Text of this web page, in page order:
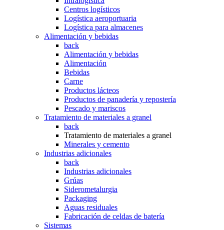
Centros logísticos
Logística aeroportuaria
Logística para almacenes
Alimentación y bebidas
back
Alimentación y bebidas
Alimentación
Bebidas
Carne
Productos lácteos
Productos de panadería y repostería
Pescado y mariscos
Tratamiento de materiales a granel
back
Tratamiento de materiales a granel
Minerales y cemento
Industrias adicionales
back
Industrias adicionales
Grúas
Siderometalurgia
Packaging
Aguas residuales
Fabricación de celdas de batería
Sistemas